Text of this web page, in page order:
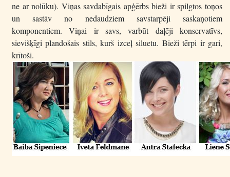
ne ar nolūku). Viņas savdabīgais apģērbs bieži ir spilgtos toņos
un sastāv no nedaudziem savstarpēji saskaņotiem
komponentiem. Viņai ir savs, varbūt daļēji konservatīvs,
sievišķīgi plandošais stils, kurš izceļ siluetu. Bieži tērpi ir gari,
krītoši.